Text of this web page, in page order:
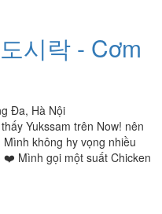
시락 - Cơm
Đa, Hà Nội
Yukssam trên Now! nên
không hy vọng nhiều
Mình gọi một suất Chicken